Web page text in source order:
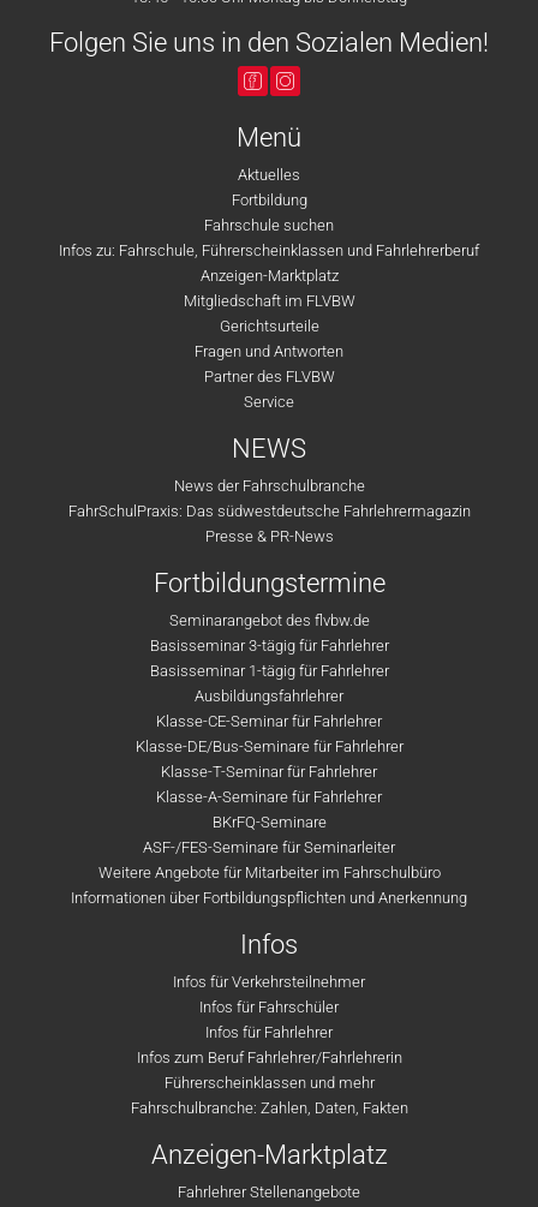
Folgen Sie uns in den Sozialen Medien!
Menü
Aktuelles
Fortbildung
Fahrschule suchen
Infos zu: Fahrschule, Führerscheinklassen und Fahrlehrerberuf
Anzeigen-Marktplatz
Mitgliedschaft im FLVBW
Gerichtsurteile
Fragen und Antworten
Partner des FLVBW
Service
NEWS
News der Fahrschulbranche
FahrSchulPraxis: Das südwestdeutsche Fahrlehrermagazin
Presse & PR-News
Fortbildungstermine
Seminarangebot des flvbw.de
Basisseminar 3-tägig für Fahrlehrer
Basisseminar 1-tägig für Fahrlehrer
Ausbildungsfahrlehrer
Klasse-CE-Seminar für Fahrlehrer
Klasse-DE/Bus-Seminare für Fahrlehrer
Klasse-T-Seminar für Fahrlehrer
Klasse-A-Seminare für Fahrlehrer
BKrFQ-Seminare
ASF-/FES-Seminare für Seminarleiter
Weitere Angebote für Mitarbeiter im Fahrschulbüro
Informationen über Fortbildungspflichten und Anerkennung
Infos
Infos für Verkehrsteilnehmer
Infos für Fahrschüler
Infos für Fahrlehrer
Infos zum Beruf Fahrlehrer/Fahrlehrerin
Führerscheinklassen und mehr
Fahrschulbranche: Zahlen, Daten, Fakten
Anzeigen-Marktplatz
Fahrlehrer Stellenangebote